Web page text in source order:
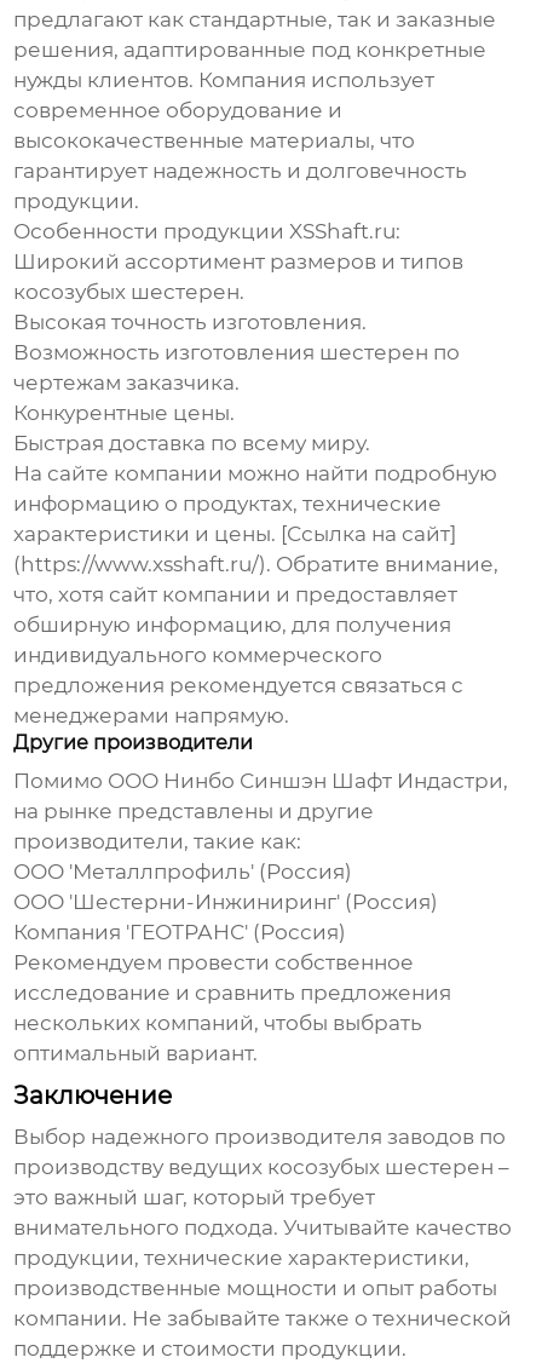
предлагают как стандартные, так и заказные
решения, адаптированные под конкретные
нужды клиентов. Компания использует
современное оборудование и
высококачественные материалы, что
гарантирует надежность и долговечность
продукции.
Особенности продукции XSShaft.ru:
Широкий ассортимент размеров и типов
косозубых шестерен.
Высокая точность изготовления.
Возможность изготовления шестерен по
чертежам заказчика.
Конкурентные цены.
Быстрая доставка по всему миру.
На сайте компании можно найти подробную
информацию о продуктах, технические
характеристики и цены. [Ссылка на сайт]
(https://www.xsshaft.ru/). Обратите внимание,
что, хотя сайт компании и предоставляет
обширную информацию, для получения
индивидуального коммерческого
предложения рекомендуется связаться с
менеджерами напрямую.
Другие производители
Помимо ООО Нинбо Синшэн Шафт Индастри,
на рынке представлены и другие
производители, такие как:
ООО 'Металлпрофиль' (Россия)
ООО 'Шестерни-Инжиниринг' (Россия)
Компания 'ГЕОТРАНС' (Россия)
Рекомендуем провести собственное
исследование и сравнить предложения
нескольких компаний, чтобы выбрать
оптимальный вариант.
Заключение
Выбор надежного производителязаводов по
производству ведущих косозубых шестерен –
это важный шаг, который требует
внимательного подхода. Учитывайте качество
продукции, технические характеристики,
производственные мощности и опыт работы
компании. Не забывайте также о технической
поддержке и стоимости продукции.